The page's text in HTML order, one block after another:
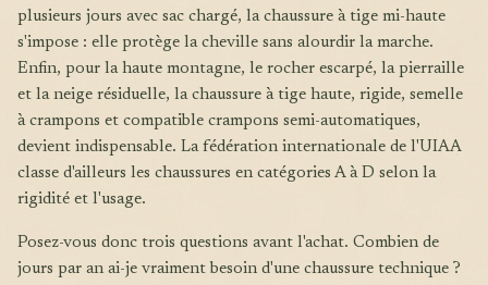
plusieurs jours avec sac chargé, la chaussure à tige mi-haute
s'impose : elle protège la cheville sans alourdir la marche.
Enfin, pour la haute montagne, le rocher escarpé, la pierraille
et la neige résiduelle, la chaussure à tige haute, rigide, semelle
à crampons et compatible crampons semi-automatiques,
devient indispensable. La fédération internationale de l'UIAA
classe d'ailleurs les chaussures en catégories A à D selon la
rigidité et l'usage.
Posez-vous donc trois questions avant l'achat. Combien de
jours par an ai-je vraiment besoin d'une chaussure technique ?